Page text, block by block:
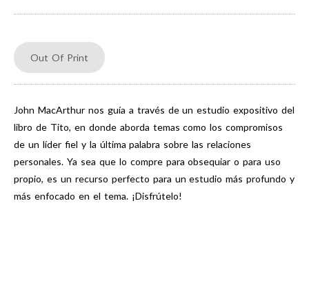
Out Of Print
John MacArthur nos guía a través de un estudio expositivo del
libro de Tito, en donde aborda temas como los compromisos
de un líder fiel y la última palabra sobre las relaciones
personales. Ya sea que lo compre para obsequiar o para uso
propio, es un recurso perfecto para un estudio más profundo y
más enfocado en el tema. ¡Disfrútelo!